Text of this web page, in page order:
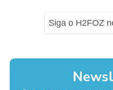
Siga o H2FOZ